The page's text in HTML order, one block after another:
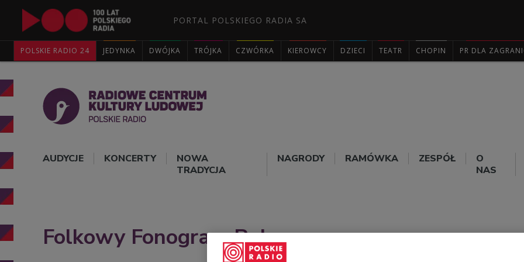
PORTAL POLSKIEGO RADIA SA
POLSKIE RADIO 24 JEDYNKA DWÓJKA TRÓJKA CZWÓRKA KIEROWCY DZIECI TEATR CHOPIN PR DLA
AUDYCJE KONCERTY
NOWA
TRADYCJA
NAGRODY RAMÓWKA ZESPÓŁ
O
NAS
Folkowy Fonogram Roku